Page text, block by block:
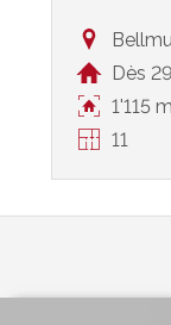
Dès
1'115
11